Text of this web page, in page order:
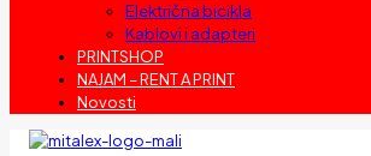
Električna bicikla
Kablovi i adapteri
PRINTSHOP
NAJAM – RENT A PRINT
Novosti